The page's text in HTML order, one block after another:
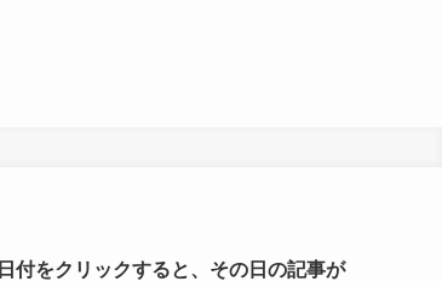
日付をクリックすると、その日の記事が